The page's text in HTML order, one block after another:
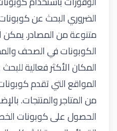
الضروري البحث عن
متنوعة من المصادر.
الكوبونات في الصحف
المكان الأكثر فعالية
المواقع التي تقدم
من المتاجر والمنتجات.
الحصول على كوبونات